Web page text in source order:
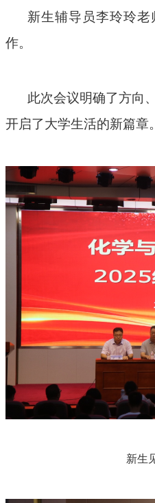
新生辅导员李玲玲
作。
此次会议明确了方向
开启了大学生活的新篇章。
新生